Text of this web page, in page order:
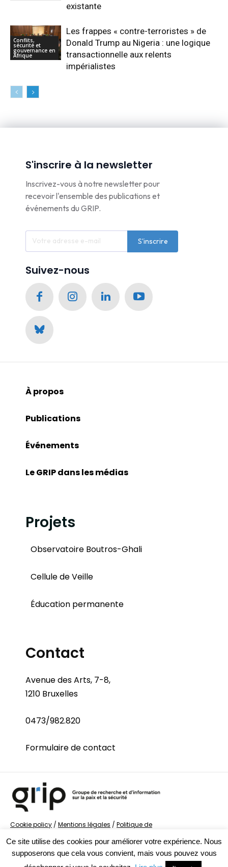
existante
Conflits,
sécurité et
gouvernance en
Afrique
Les frappes « contre-terroristes » de
Donald Trump au Nigeria : une logique
transactionnelle aux relents
impérialistes
S'inscrire à la newsletter
Inscrivez-vous à notre newsletter pour
recevoir l'ensemble des publications et
événements du GRIP.
S'inscrire
Suivez-nous
À propos
Publications
Événements
Le GRIP dans les médias
Projets
Observatoire Boutros-Ghali
Cellule de Veille
Éducation permanente
Contact
Avenue des Arts, 7-8,
1210 Bruxelles
0473/982.820
Formulaire de contact
Cookie policy / Mentions légales / Politique de
la Sécurité
Ce site utilise des cookies pour améliorer votre expérience. Nous
supposerons que cela vous convient, mais vous pouvez vous